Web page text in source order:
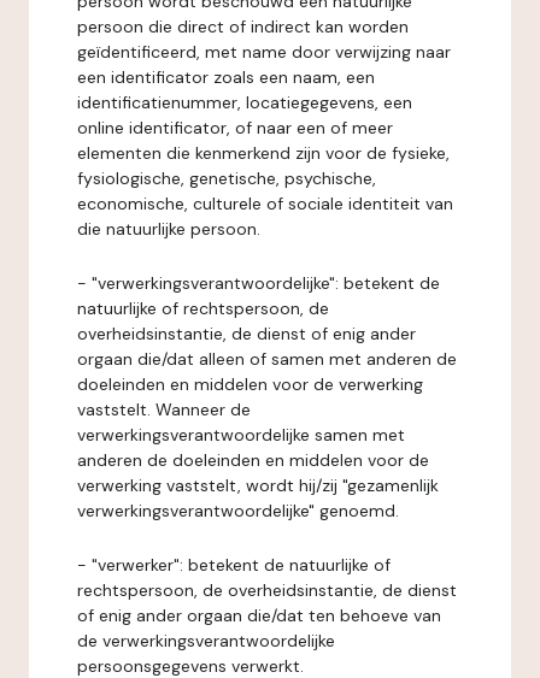
persoon die direct of indirect kan worden
geïdentificeerd, met name door verwijzing naar
een identificator zoals een naam, een
identificatienummer, locatiegegevens, een
online identificator, of naar een of meer
elementen die kenmerkend zijn voor de fysieke,
fysiologische, genetische, psychische,
economische, culturele of sociale identiteit van
die natuurlijke persoon.
- "verwerkingsverantwoordelijke": betekent de
natuurlijke of rechtspersoon, de
overheidsinstantie, de dienst of enig ander
orgaan die/dat alleen of samen met anderen de
doeleinden en middelen voor de verwerking
vaststelt. Wanneer de
verwerkingsverantwoordelijke samen met
anderen de doeleinden en middelen voor de
verwerking vaststelt, wordt hij/zij "gezamenlijk
verwerkingsverantwoordelijke" genoemd.
- "verwerker": betekent de natuurlijke of
rechtspersoon, de overheidsinstantie, de dienst
of enig ander orgaan die/dat ten behoeve van
de verwerkingsverantwoordelijke
persoonsgegevens verwerkt.